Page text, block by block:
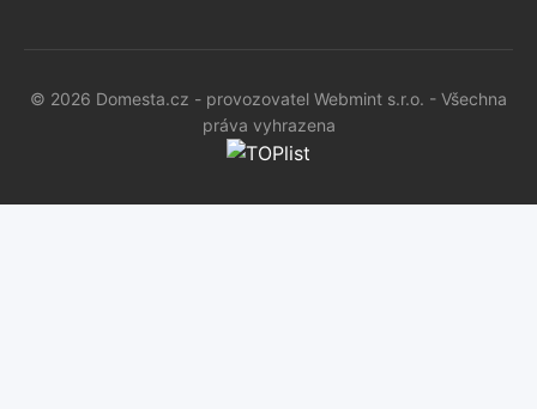
© 2026 Domesta.cz - provozovatel Webmint s.r.o. - Všechna
práva vyhrazena